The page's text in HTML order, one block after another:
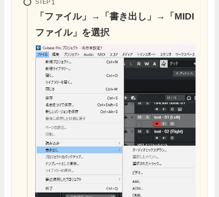
STEP
「ファイル」→「書き出し」→「MIDI
ファイル」を選択